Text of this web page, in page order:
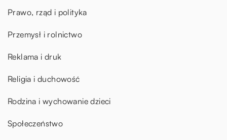
Prawo, rząd i polityka
Przemysł i rolnictwo
Reklama i druk
Religia i duchowość
Rodzina i wychowanie dzieci
Społeczeństwo